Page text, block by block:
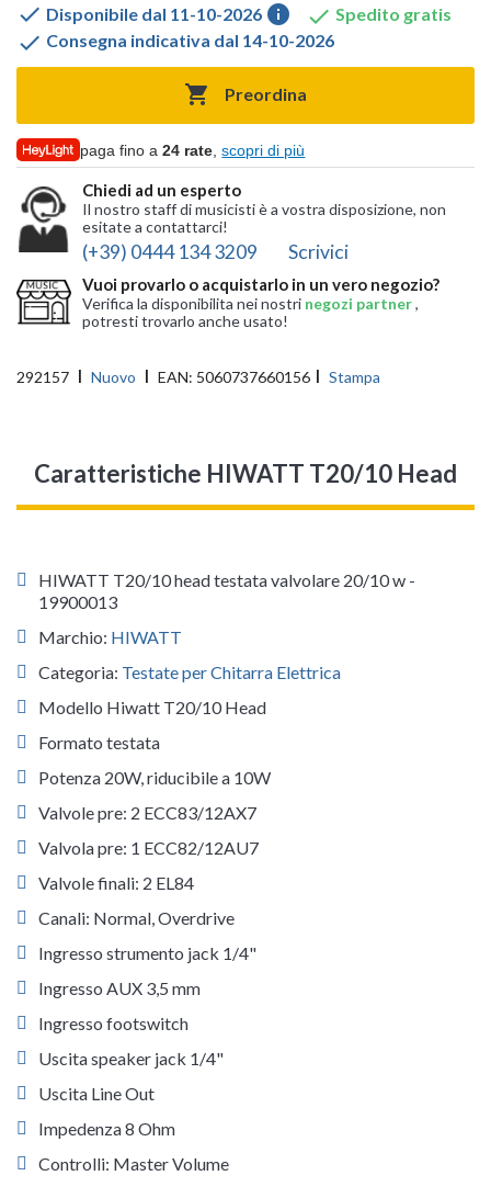
 Disponibile dal 11-10-2026 info  Spedito gratis
 Consegna indicativa dal 14-10-2026
 Preordina
paga fino a24 rate ,scopri di più
Chiedi ad un esperto
Il nostro staff di musicisti è a vostra disposizione, non
esitate a contattarci!
(+39) 0444 134 3209 Scrivici
Vuoi provarlo o acquistarlo in un vero negozio?
Verifica la disponibilita nei nostri negozi partner,
potresti trovarlo anche usato!
292157 Nuovo EAN: 5060737660156 Stampa
Caratteristiche HIWATT T20/10 Head
HIWATT T20/10 head testata valvolare 20/10 w -
19900013
Marchio: HIWATT
Categoria: Testate per Chitarra Elettrica
Modello Hiwatt T20/10 Head
Formato testata
Potenza 20W, riducibile a 10W
Valvole pre: 2 ECC83/12AX7
Valvola pre: 1 ECC82/12AU7
Valvole finali: 2 EL84
Canali: Normal, Overdrive
Ingresso strumento jack 1/4"
Ingresso AUX 3,5 mm
Ingresso footswitch
Uscita speaker jack 1/4"
Uscita Line Out
Impedenza 8 Ohm
Controlli: Master Volume